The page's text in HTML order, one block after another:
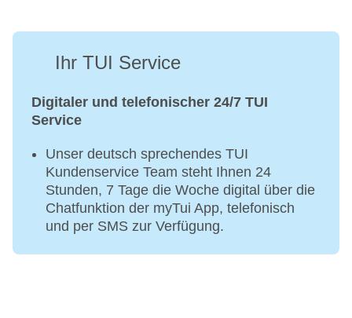
Ihr TUI Service
Digitaler und telefonischer 24/7 TUI
Service
Unser deutsch sprechendes TUI
Kundenservice Team steht Ihnen 24
Stunden, 7 Tage die Woche digital über die
Chatfunktion der myTui App, telefonisch
und per SMS zur Verfügung.